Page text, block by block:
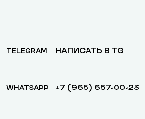
TELEGRAM
WHATSAPP
НАПИСАТЬ В TG
+7 (965) 657-00-23